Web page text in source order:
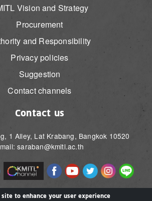
Vision and Strategy
Procurement
and Responsibility
Privacy policies
Suggestion
Contact channels
Contact us
1 Alley, Lat Krabang, Bangkok 10520
saraban@kmitl.ac.th
Image ImageImageImageImageImage
to enhance your user experience